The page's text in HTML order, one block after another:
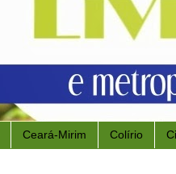
Ceará-Mirim Colírio